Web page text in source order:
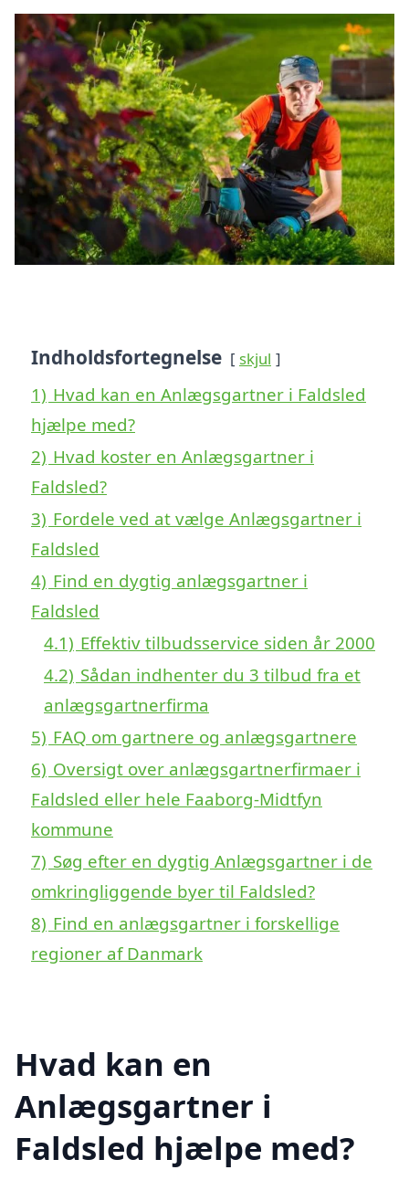
Indholdsfortegnelse skjul
1) Hvad kan en Anlægsgartner i Faldsled
hjælpe med?
2) Hvad koster en Anlægsgartner i
Faldsled?
3) Fordele ved at vælge Anlægsgartner i
Faldsled
4) Find en dygtig anlægsgartner i
Faldsled
4.1) Effektiv tilbudsservice siden år 2000
4.2) Sådan indhenter du 3 tilbud fra et
anlægsgartnerfirma
5) FAQ om gartnere og anlægsgartnere
6) Oversigt over anlægsgartnerfirmaer i
Faldsled eller hele Faaborg-Midtfyn
kommune
7) Søg efter en dygtig Anlægsgartner i de
omkringliggende byer til Faldsled?
8) Find en anlægsgartner i forskellige
regioner af Danmark
Hvad kan en
Anlægsgartner i
Faldsled hjælpe med?